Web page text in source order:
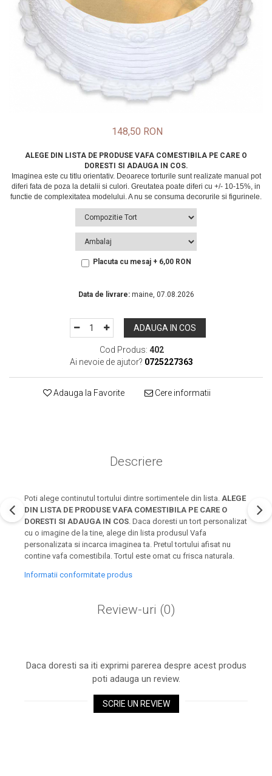
148,50 RON
ALEGE DIN LISTA DE PRODUSE VAFA COMESTIBILA PE CARE O
DORESTI SI ADAUGA IN COS.
Placuta cu mesaj + 6,00 RON
Data de livrare:maine, 07.08.2026
ADAUGA IN COS
Cod Produs: 402
Ai nevoie de ajutor? 0725227363
Adauga la Favorite Cere informatii
Descriere
Poti alege continutul tortului dintre sortimentele din lista. ALEGE
DIN LISTA DE PRODUSE VAFA COMESTIBILA PE CARE O
DORESTI SI ADAUGA IN COS. Daca doresti un tort personalizat
cu o imagine de la tine, alege din lista produsul Vafa
personalizata si incarca imaginea ta. Pretul tortului afisat nu
contine vafa comestibila. Tortul este ornat cu frisca naturala.
Informatii conformitate produs
Review-uri (0)
Daca doresti sa iti exprimi parerea despre acest produs
poti adauga un review.
SCRIE UN REVIEW